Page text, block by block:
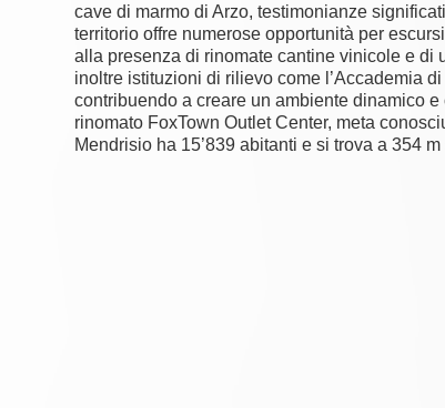
cave di marmo di Arzo, testimonianze
territorio offre numerose opportunità per
alla presenza di rinomate cantine vinicole e di
inoltre istituzioni di rilievo come l’Accademia
contribuendo a creare un ambiente dinamico
rinomato FoxTown Outlet Center, meta
Mendrisio ha 15’839 abitanti e si trova a 354 m